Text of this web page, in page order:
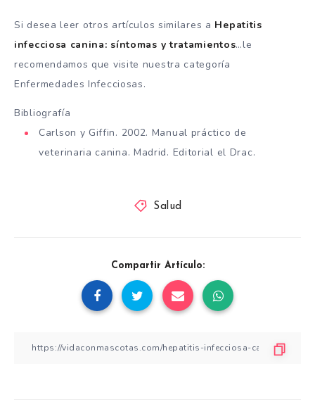
Si desea leer otros artículos similares a Hepatitis
infecciosa canina: síntomas y tratamientos…le
recomendamos que visite nuestra categoría
Enfermedades Infecciosas.
Bibliografía
Carlson y Giffin. 2002. Manual práctico de
veterinaria canina. Madrid. Editorial el Drac.
Salud
Compartir Artículo: